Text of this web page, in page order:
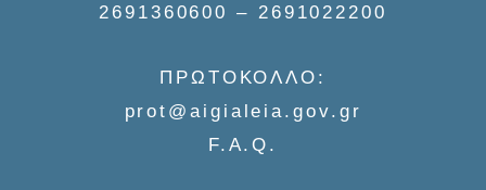
2691360600 – 2691022200
ΠΡΩΤΟΚΟΛΛΟ:
prot@aigialeia.gov.gr
F.A.Q.